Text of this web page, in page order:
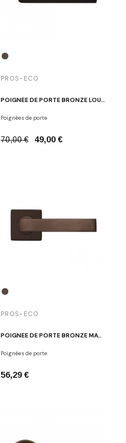
PROS-ECO
Poignées de porte
70,00 € 49,00 €
PROS-ECO
POIGNÉE DE PORTE BRONZE MAT COSMIC
Poignées de porte
56,29 €